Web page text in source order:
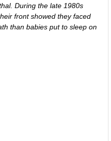
During the late 1980s
front showed they faced
than babies put to sleep on